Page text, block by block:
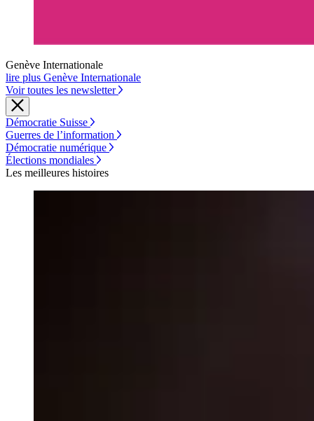
Genève Internationale
lire plus Genève Internationale
Voir toutes les newsletter
Démocratie Suisse
Guerres de l’information
Démocratie numérique
Élections mondiales
Les meilleures histoires